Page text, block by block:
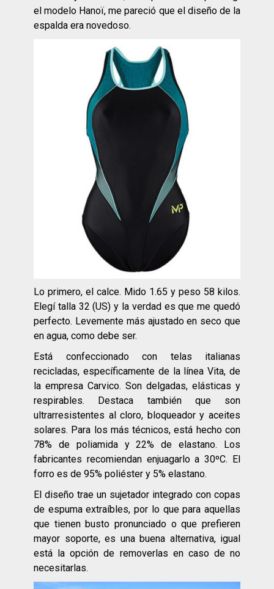
el modelo Hanoï, me pareció que el diseño de la
espalda era novedoso.
Lo primero, el calce. Mido 1.65 y peso 58 kilos.
Elegí talla 32 (US) y la verdad es que me quedó
perfecto. Levemente más ajustado en seco que
en agua, como debe ser.
Está confeccionado con telas italianas
recicladas, específicamente de la línea Vita, de
la empresa Carvico. Son delgadas, elásticas y
respirables. Destaca también que son
ultrarresistentes al cloro, bloqueador y aceites
solares. Para los más técnicos, está hecho con
78% de poliamida y 22% de elastano. Los
fabricantes recomiendan enjuagarlo a 30ºC. El
forro es de 95% poliéster y 5% elastano.
El diseño trae un sujetador integrado con copas
de espuma extraíbles, por lo que para aquellas
que tienen busto pronunciado o que prefieren
mayor soporte, es una buena alternativa, igual
está la opción de removerlas en caso de no
necesitarlas.